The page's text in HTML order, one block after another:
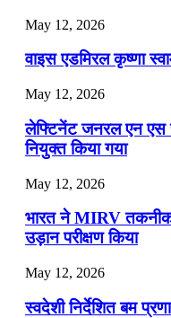
May 12, 2026
वाइस एडमिरल कृष्णा
May 12, 2026
लेफ्टिनेंट जनरल एन एस
नियुक्त किया गया
May 12, 2026
भारत ने MIRV
उड़ान परीक्षण किया
May 12, 2026
स्वदेशी निर्देशित बम